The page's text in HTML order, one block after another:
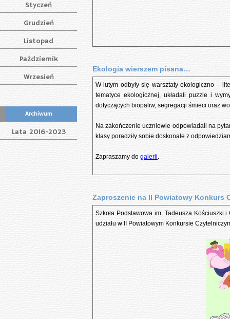
Styczeń
Grudzień
Listopad
Październik
Wrzesień
Archiwum
Lata 2016-2023
Ekologia wierszem pisana…
W lutym odbyły się warsztaty ekologiczno –
tematyce ekologicznej, układali puzzle i
dotyczących biopaliw, segregacji śmieci oraz
Na zakończenie uczniowie odpowiadali na
klasy poradziły sobie doskonale z
Zapraszamy do galerii.
Zaproszenie na II Powiatowy Konkurs
Szkoła Podstawowa im. Tadeusza Kościuszki
udziału w II Powiatowym Konkursie